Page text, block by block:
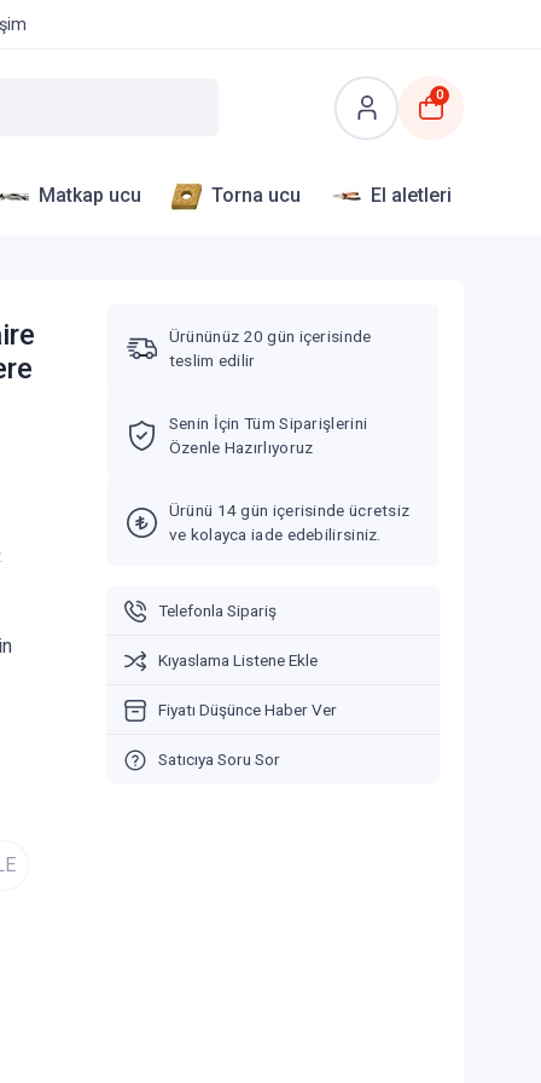
0
Matkap ucu Torna ucu El aletleri
Ürününüz 20 gün içerisinde
teslim edilir
Senin İçin Tüm Siparişlerini
Özenle Hazırlıyoruz
Ürünü 14 gün içerisinde ücretsiz
ve kolayca iade edebilirsiniz.
Telefonla Sipariş
Kıyaslama Listene Ekle
Fiyatı Düşünce Haber Ver
Satıcıya Soru Sor